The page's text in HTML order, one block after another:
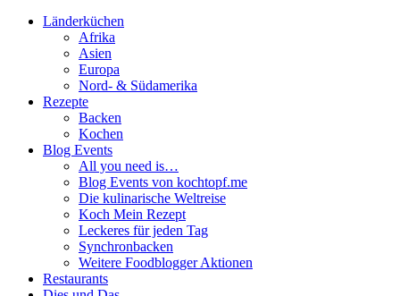
Länderküchen
Afrika
Asien
Europa
Nord- & Südamerika
Rezepte
Backen
Kochen
Blog Events
All you need is…
Blog Events von kochtopf.me
Die kulinarische Weltreise
Koch Mein Rezept
Leckeres für jeden Tag
Synchronbacken
Weitere Foodblogger Aktionen
Restaurants